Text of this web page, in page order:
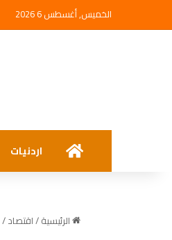
الخميس, أغسطس 6 2026
الرئيسيةاردنيات
الرئيسية/اقتصاد/